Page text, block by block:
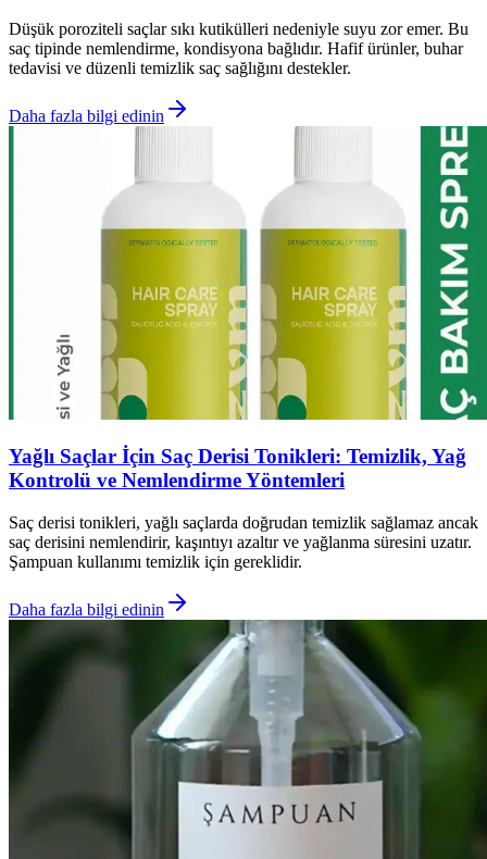
Düşük poroziteli saçlar sıkı kutikülleri nedeniyle suyu zor emer. Bu
saç tipinde nemlendirme, kondisyona bağlıdır. Hafif ürünler, buhar
tedavisi ve düzenli temizlik saç sağlığını destekler.
Daha fazla bilgi edinin
Yağlı Saçlar İçin Saç Derisi Tonikleri: Temizlik, Yağ
Kontrolü ve Nemlendirme Yöntemleri
Saç derisi tonikleri, yağlı saçlarda doğrudan temizlik sağlamaz ancak
saç derisini nemlendirir, kaşıntıyı azaltır ve yağlanma süresini uzatır.
Şampuan kullanımı temizlik için gereklidir.
Daha fazla bilgi edinin